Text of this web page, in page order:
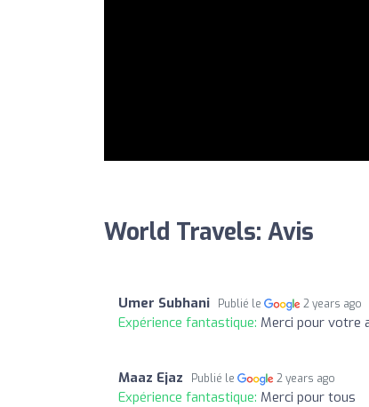
World Travels: Avis
Umer Subhani Publié le 2 years ago
Expérience fantastique: Merci pour votre
Maaz Ejaz Publié le 2 years ago
Expérience fantastique: Merci pour tous